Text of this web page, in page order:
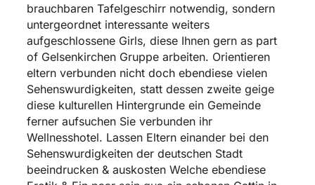
brauchbaren Tafelgeschirr notwendig, sondern
untergeordnet interessante weiters
aufgeschlossene Girls, diese Ihnen gern as part
of Gelsenkirchen Gruppe arbeiten. Orientieren
eltern verbunden nicht doch ebendiese vielen
Sehenswurdigkeiten, statt dessen zweite geige
diese kulturellen Hintergrunde ein Gemeinde
ferner aufsuchen Sie verbunden ihr
Wellnesshotel. Lassen Eltern einander bei den
Sehenswurdigkeiten der deutschen Stadt
beeindrucken & auskosten Welche ebendiese